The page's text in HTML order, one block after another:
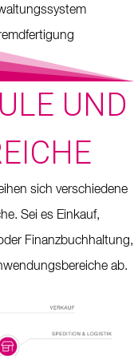
UND
sich verschiedene
Sei es Einkauf,
Finanzbuchhaltung,
ab.